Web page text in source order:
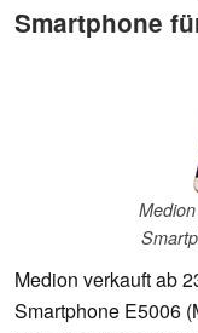
Smartphone
Medion verkauft ab
Smartphone E5006